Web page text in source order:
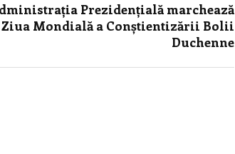
Prezidențială marchează
Ziua Mondială a Conștientizării Bolii
Duchenne